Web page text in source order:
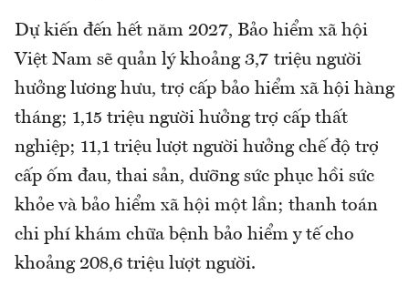
Dự kiến đến hết năm 2027, Bảo hiểm xã hội
Việt Nam sẽ quản lý khoảng 3,7 triệu người
hưởng lương hưu, trợ cấp bảo hiểm xã hội hàng
tháng; 1,15 triệu người hưởng trợ cấp thất
nghiệp; 11,1 triệu lượt người hưởng chế độ trợ
cấp ốm đau, thai sản, dưỡng sức phục hồi sức
khỏe và bảo hiểm xã hội một lần; thanh toán
chi phí khám chữa bệnh bảo hiểm y tế cho
khoảng 208,6 triệu lượt người.